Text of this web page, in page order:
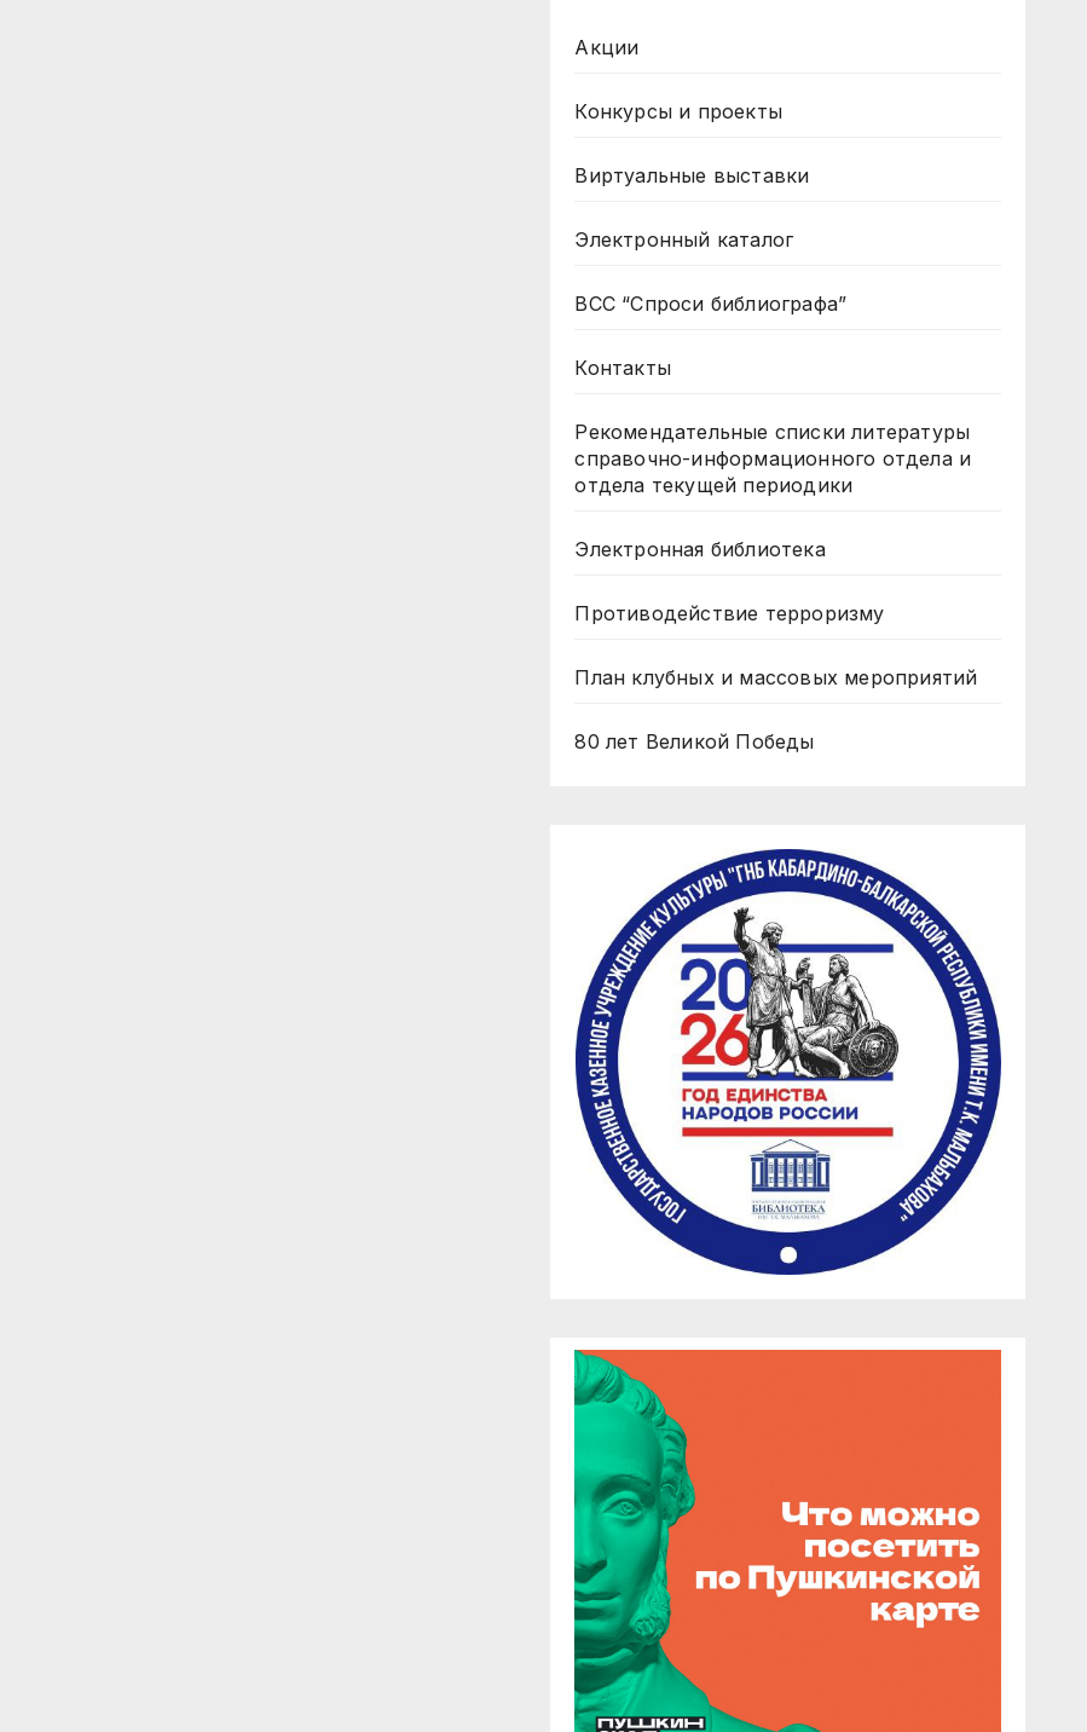
Акции
Конкурсы и проекты
Виртуальные выставки
Электронный каталог
ВСС “Спроси библиографа”
Контакты
Рекомендательные списки литературы
справочно-информационного отдела и
отдела текущей периодики
Электронная библиотека
Противодействие терроризму
План клубных и массовых мероприятий
80 лет Великой Победы